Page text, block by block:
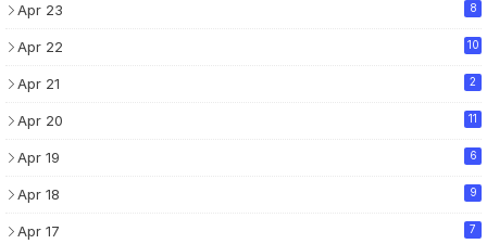
Apr 23 8
Apr 22 10
Apr 21 2
Apr 20 11
Apr 19 6
Apr 18 9
Apr 17 7